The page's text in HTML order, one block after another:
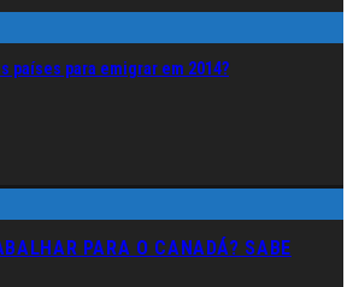
países para emigrar em 2014?
PARA O CANADÁ? SABE